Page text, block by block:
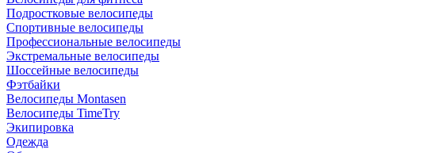
Подростковые велосипеды
Спортивные велосипеды
Профессиональные велосипеды
Экстремальные велосипеды
Шоссейные велосипеды
Фэтбайки
Велосипеды Montasen
Велосипеды TimeTry
Экипировка
Одежда